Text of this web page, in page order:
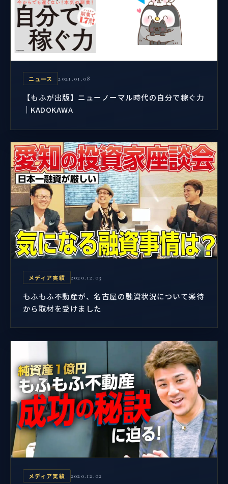
ニュース 2021.01.08
【もふが出版】ニューノーマル時代の自分で稼ぐ力
｜KADOKAWA
メディア実績 2020.12.03
もふもふ不動産が、名古屋の融資状況について楽待
から取材を受けました
メディア実績 2020.12.02